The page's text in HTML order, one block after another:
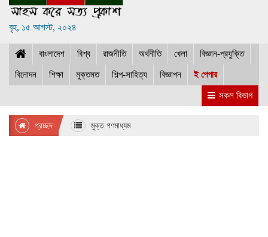
বৃহ, ১৫ আগস্ট, ২০২৪
বাংলাদেশ বিশ্ব রাজনীতি অর্থনীতি খেলা বিজ্ঞান-প্রযুক্তি
বিনোদন শিক্ষা মুক্তমত শিল্প-সাহিত্য বিজ্ঞাপন ই পেপার
সকল বিভাগ
প্রচ্ছদ মুক্ত গণমাধ্যম